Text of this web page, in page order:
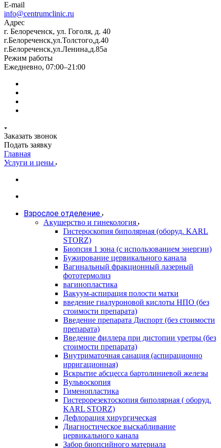
E-mail
info@centrumclinic.ru
Адрес
г. Белореченск, ул. Гоголя, д. 40
г.Белореченск,ул.Толстого,д.40
г.Белореченск,ул.Ленина,д.85а
Режим работы
Ежедневно, 07:00–21:00
Заказать звонок
Подать заявку
Главная
Услуги и цены
Взрослое отделение
Акушерство и гинекология
Гистероскопия биполярная (оборуд. KARL
STORZ)
Биопсия 1 зона (с использованием энергии)
Бужирование цервикального канала
Вагинальный фракционный лазерный
фототермолиз
вагинопластика
Вакуум-аспирация полости матки
введение гиалуроновой кислоты НПО (без
стоимости препарата)
Введение препарата Диспорт (без стоимости
препарата)
Введение филлера при дистопии уретры (без
стоимости препарата)
Внутриматочная санация (аспирационно
ирригационная)
Вскрытие абсцесса бартолиниевой железы
Вульвоскопия
Гименопластика
Гистерорезектоскопия биполярная ( оборуд.
KARL STORZ)
Дефлорация хирургическая
Диагностическое выскабливание
цервикального канала
Забор биопсийного материала